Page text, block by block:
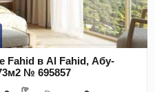
Fahid в Al Fahid, Абу-
№ 695857